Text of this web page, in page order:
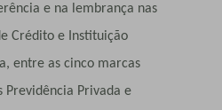
e na lembrança nas
Crédito e Instituição
entre as cinco marcas
Previdência Privada e